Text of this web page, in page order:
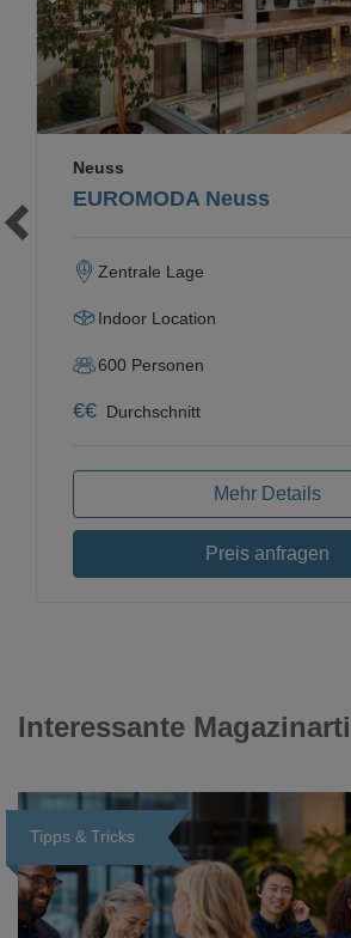
EUROMODA Neuss
Neuss
Zentrale Lage
Indoor Location
600 Personen
€€ Durchschnitt
Mehr Details
Preis anfragen
Interessante
Tipps & Tricks